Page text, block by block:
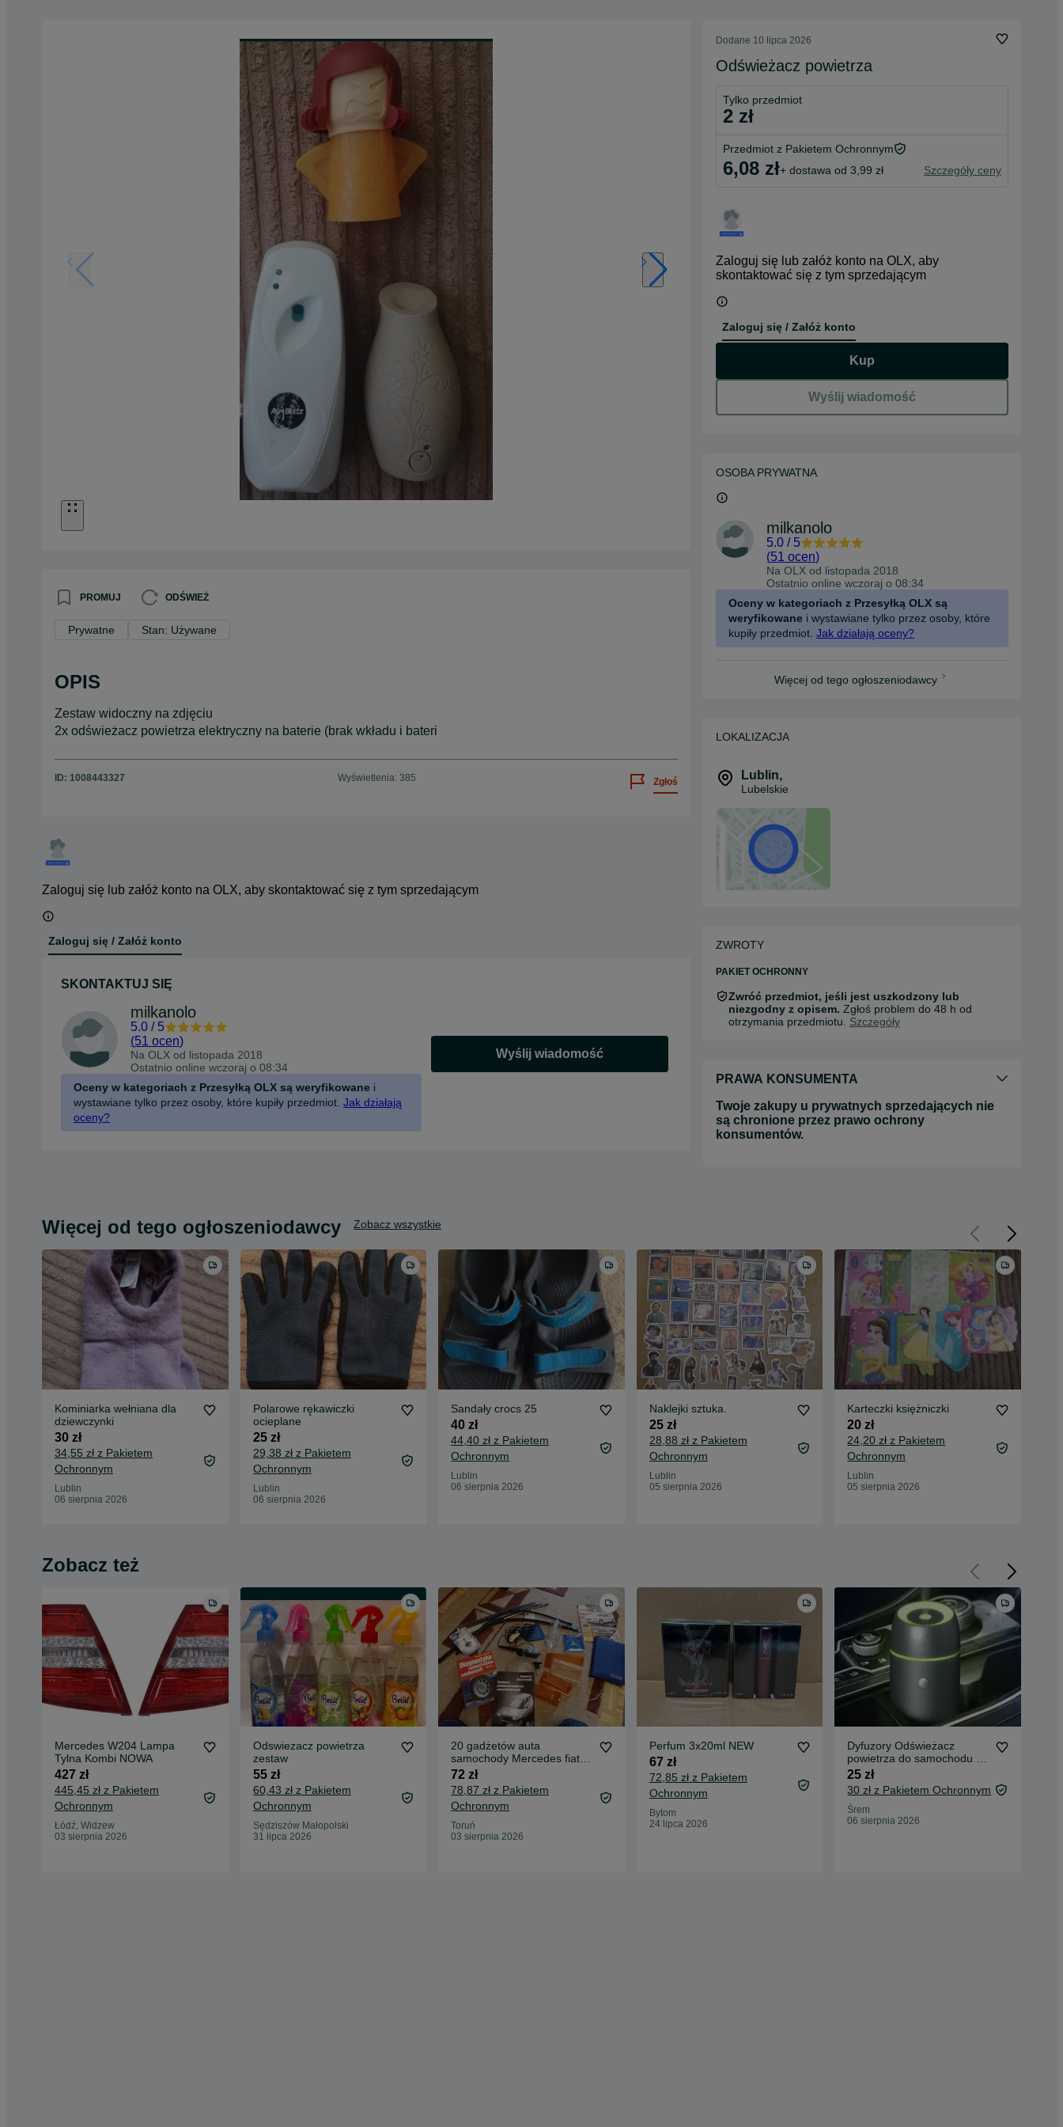
PROMUJ ODŚWIEŻ
Prywatne Stan: Używane
OPIS
Zestaw widoczny na zdjęciu
2x odświeżacz powietrza elektryczny na baterie (brak wkładu i bateri
ID: 1008443327 Wyświetlenia: 385 Zgłoś
Zaloguj się lub załóż konto na OLX, aby skontaktować się z tym sprzedającym
Zaloguj się / Załóż konto
SKONTAKTUJ SIĘ
milkanolo
5.0 / 5
(51 ocen)
Na OLX od listopada 2018
Ostatnio online wczoraj o 08:34
Oceny w kategoriach z Przesyłką OLX są weryfikowane i
wystawiane tylko przez osoby, które kupiły przedmiot. Jak działają
oceny?
Wyślij wiadomość
Dodane 10 lipca 2026
Odświeżacz powietrza
Tylko przedmiot
2 zł
Przedmiot z Pakietem Ochronnym
6,08 zł+ dostawa od 3,99 zł Szczegóły ceny
Zaloguj się lub załóż konto na OLX, aby
skontaktować się z tym sprzedającym
Zaloguj się / Załóż konto
Kup
Wyślij wiadomość
OSOBA PRYWATNA
milkanolo
5.0 / 5
(51 ocen)
Na OLX od listopada 2018
Ostatnio online wczoraj o 08:34
Oceny w kategoriach z Przesyłką OLX są
weryfikowane i wystawiane tylko przez osoby, które
kupiły przedmiot. Jak działają oceny?
Więcej od tego ogłoszeniodawcy
LOKALIZACJA
Lublin,
Lubelskie
ZWROTY
PAKIET OCHRONNY
Zwróć przedmiot, jeśli jest uszkodzony lub
niezgodny z opisem. Zgłoś problem do 48 h od
otrzymania przedmiotu. Szczegóły
PRAWA KONSUMENTA
Twoje zakupy u prywatnych sprzedających nie
są chronione przez prawo ochrony
konsumentów.
Więcej od tego ogłoszeniodawcy Zobacz wszystkie
Kominiarka wełniana dla
dziewczynki
30 zł
34,55 zł z Pakietem
Ochronnym
Lublin
06 sierpnia 2026
Polarowe rękawiczki
ocieplane
25 zł
29,38 zł z Pakietem
Ochronnym
Lublin
06 sierpnia 2026
Sandały crocs 25
40 zł
44,40 zł z Pakietem
Ochronnym
Lublin
06 sierpnia 2026
Naklejki sztuka.
25 zł
28,88 zł z Pakietem
Ochronnym
Lublin
05 sierpnia 2026
Karteczki księżniczki
20 zł
24,20 zł z Pakietem
Ochronnym
Lublin
05 sierpnia 2026
Zobacz też
Mercedes W204 Lampa
Tylna Kombi NOWA
427 zł
445,45 zł z Pakietem
Ochronnym
Łódź, Widzew
03 sierpnia 2026
Odswiezacz powietrza
zestaw
55 zł
60,43 zł z Pakietem
Ochronnym
Sędziszów Małopolski
31 lipca 2026
20 gadżetów auta
samochody Mercedes fiat
ford mix miks
72 zł
78,87 zł z Pakietem
Ochronnym
Toruń
03 sierpnia 2026
Perfum 3x20ml NEW
67 zł
72,85 zł z Pakietem
Ochronnym
Bytom
24 lipca 2026
Dyfuzory Odświeżacz
powietrza do samochodu do
olejków eterycznych
25 zł
30 zł z Pakietem Ochronnym
Śrem
06 sierpnia 2026